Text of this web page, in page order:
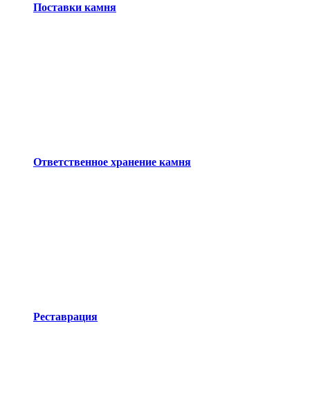
Поставки камня
Ответственное хранение камня
Реставрация